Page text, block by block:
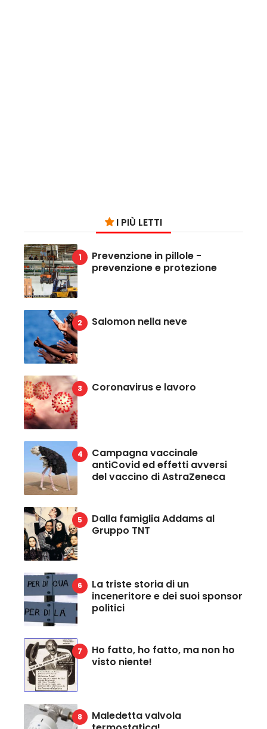
I PIÙ LETTI
Prevenzione in pillole -
prevenzione e protezione
Salomon nella neve
Coronavirus e lavoro
Campagna vaccinale
antiCovid ed effetti avversi
del vaccino di AstraZeneca
Dalla famiglia Addams al
Gruppo TNT
La triste storia di un
inceneritore e dei suoi sponsor
politici
Ho fatto, ho fatto, ma non ho
visto niente!
Maledetta valvola